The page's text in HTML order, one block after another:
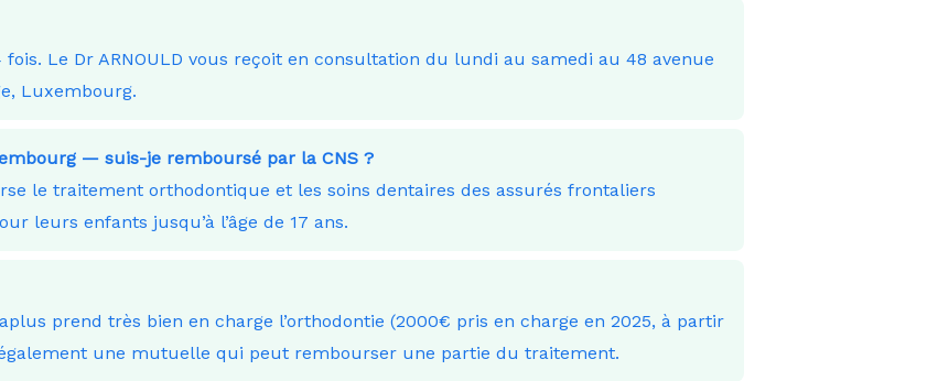
fois. Le Dr ARNOULD vous reçoit en consultation du lundi au samedi au 48 avenue
Luxembourg.
— suis-je remboursé par la CNS ?
le traitement orthodontique et les soins dentaires des assurés frontaliers
leurs enfants jusqu’à l’âge de 17 ans.
prend très bien en charge l’orthodontie (2000€ pris en charge en 2025, à partir
une mutuelle qui peut rembourser une partie du traitement.